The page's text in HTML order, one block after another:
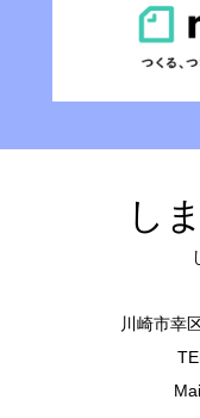
し
川崎市幸